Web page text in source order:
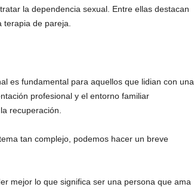
la dependencia sexual. Entre ellas destacan
de pareja.
es fundamental para aquellos que lidian con una
profesional y el entorno familiar
recuperación.
tan complejo, podemos hacer un breve
mejor lo que significa ser una persona que ama